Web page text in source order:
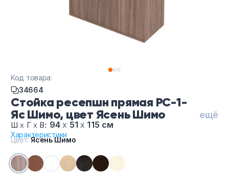
Стойка ресепшн прямая РС-1-
Яс Шимо, цвет Ясень Шимо
ещё
Шх Г х В: 94х 51х 115 см
Характеристики
Код товара:
34664
Цвет:Ясень Шимо
Тумбы офисные
Офисные шкафы
Обеденная зона
Искусственные растения
Кашпо